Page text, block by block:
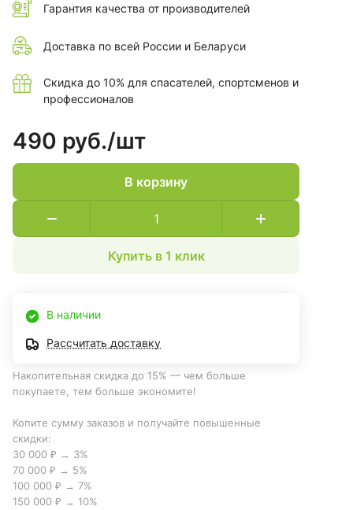
Гарантия качества от производителей
Доставка по всей России и Беларуси
Скидка до 10% для спасателей, спортсменов и
профессионалов
490 руб./шт
В корзину
Купить в 1 клик
В наличии
Рассчитать доставку
Накопительная скидка до 15% — чем больше
покупаете, тем больше экономите!
Копите сумму заказов и получайте повышенные
скидки:
30 000 ₽ → 3%
70 000 ₽ → 5%
100 000 ₽ → 7%
150 000 ₽ → 10%